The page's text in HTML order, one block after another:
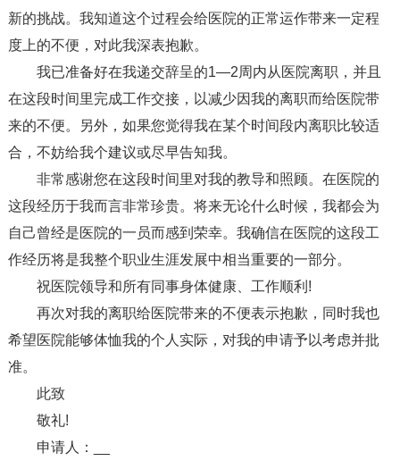
新的挑战。我知道这个过程会给医院的正常运作带来一定程
度上的不便，对此我深表抱歉。
我已准备好在我递交辞呈的1—2周内从医院离职，并且
在这段时间里完成工作交接，以减少因我的离职而给医院带
来的不便。另外，如果您觉得我在某个时间段内离职比较适
合，不妨给我个建议或尽早告知我。
非常感谢您在这段时间里对我的教导和照顾。在医院的
这段经历于我而言非常珍贵。将来无论什么时候，我都会为
自己曾经是医院的一员而感到荣幸。我确信在医院的这段工
作经历将是我整个职业生涯发展中相当重要的一部分。
祝医院领导和所有同事身体健康、工作顺利!
再次对我的离职给医院带来的不便表示抱歉，同时我也
希望医院能够体恤我的个人实际，对我的申请予以考虑并批
准。
此致
敬礼!
申请人：__